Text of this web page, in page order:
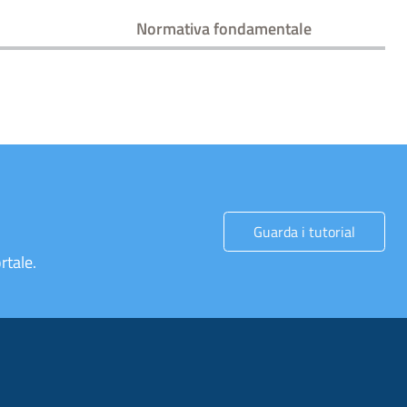
Normativa fondamentale
Guarda i tutorial